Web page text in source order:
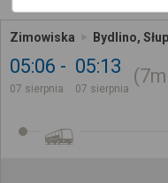
Zimowiska Bydlino,
05:06
07 sierpnia
05:13
07 sierpnia